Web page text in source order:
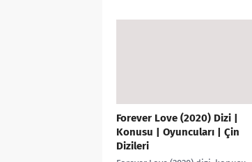
Forever Love (2020) Dizi |
Konusu | Oyuncuları | Çin
Dizileri